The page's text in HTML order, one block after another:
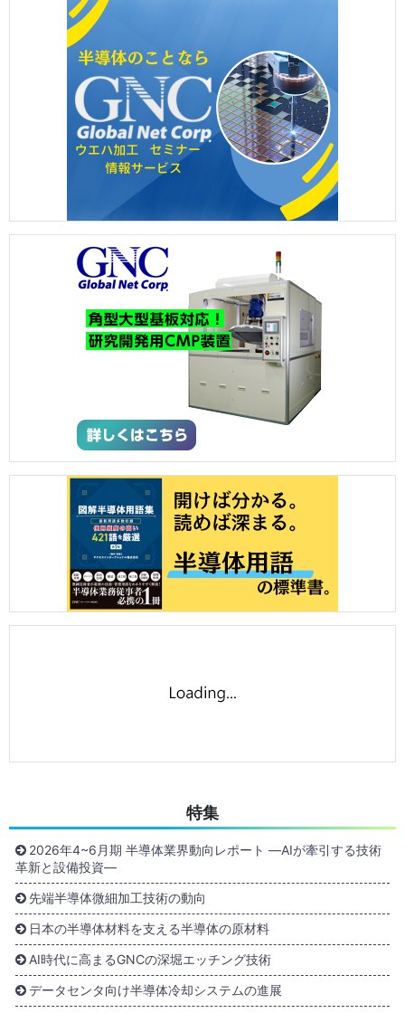
特集
2026年4~6月期 半導体業界動向レポート ―AIが牽引する技術
革新と設備投資―
先端半導体微細加工技術の動向
日本の半導体材料を支える半導体の原材料
AI時代に高まるGNCの深堀エッチング技術
データセンタ向け半導体冷却システムの進展